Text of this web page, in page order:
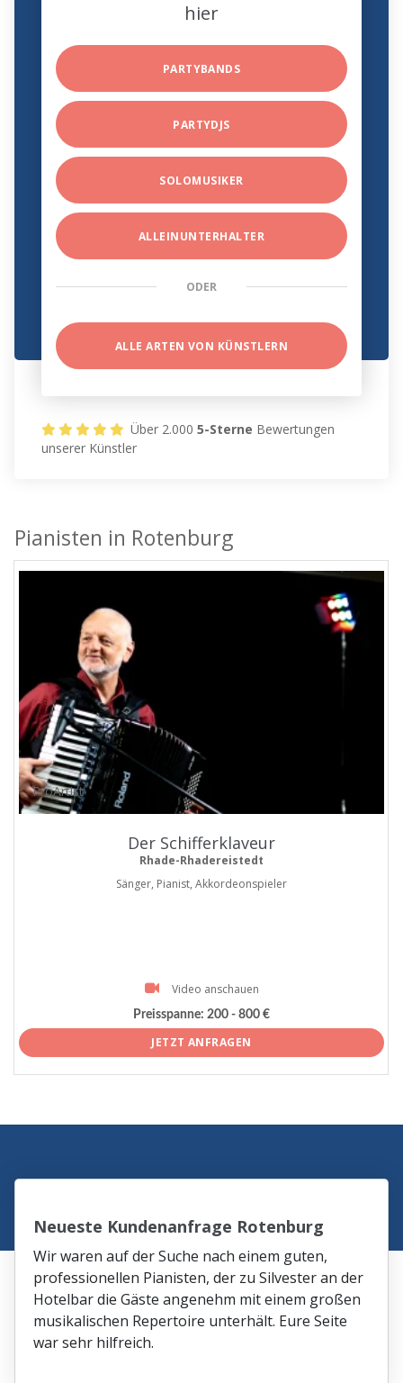
hier
PARTYBANDS
PARTYDJS
SOLOMUSIKER
ALLEINUNTERHALTER
ODER
ALLE ARTEN VON KÜNSTLERN
Über 2.0005-Sterne Bewertungen
unserer Künstler
Pianisten in Rotenburg
ProArtist
Der Schifferklaveur
Rhade-Rhadereistedt
Sänger, Pianist, Akkordeonspieler
Video anschauen
Preisspanne: 200 - 800 €
JETZT ANFRAGEN
Neueste Kundenanfrage Rotenburg
Wir waren auf der Suche nach einem guten,
professionellen Pianisten, der zu Silvester an der
Hotelbar die Gäste angenehm mit einem großen
musikalischen Repertoire unterhält. Eure Seite
war sehr hilfreich.